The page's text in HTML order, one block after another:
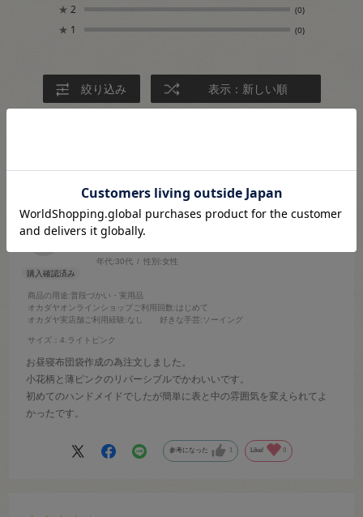
★ 2 (0)
★ 1 (0)
絞り込み 表示：新しい順
年代:30代 性別:女性
商品の用途:普段づかい・実用品
オカダヤオンラインショップご利用回数:はじめて
オカダヤ実店舗ご利用経験:なし 好きな手芸:ソーイング
サイズ：4.ライトピンク
娘の保育園入園準備品で使用
お昼寝布団袋作成の為注文しました。
小花柄と薄ピンクのリバーシブルでかわいいです。
初めてのハンドメイドでしたが簡単に表と中の雰囲気を変えられてよ
かったです。
参考になった 1 Like! 0